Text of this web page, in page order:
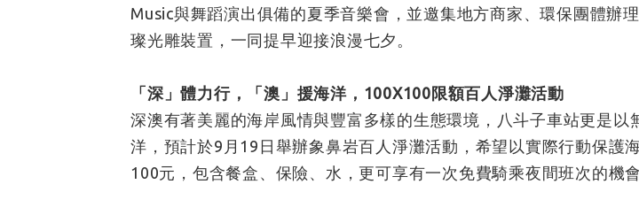
Music與舞蹈演出俱備的夏季音樂會，並邀集地方商家、環保團體辦
璨光雕裝置，一同提早迎接浪漫七夕。
「深」體力行，「澳」援海洋，100X100限額百人淨灘活動
深澳有著美麗的海岸風情與豐富多樣的生態環境，八斗子車站更是
洋，預計於9月19日舉辦象鼻岩百人淨灘活動，希望以實際行動保護
100元，包含餐盒、保險、水，更可享有一次免費騎乘夜間班次的機會